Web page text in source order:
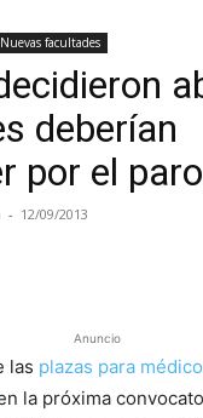
Nuevas facultades
deberían
por el
- 12/09/2013
Anuncio
las plazas para
la próxima